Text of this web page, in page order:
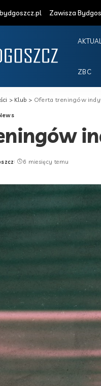
Zawisza
ZBC
> Klub > Oferta treningów
6 miesięcy temu